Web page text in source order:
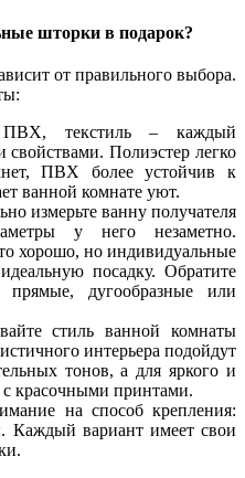
шторки в подарок?
от правильного выбора.
ПВХ, текстиль – каждый
свойствами. Полиэстер легко
ПВХ более устойчив к
ванной комнате уют.
измерьте ванну получателя
у него незаметно.
хорошо, но индивидуальные
посадку. Обратите
дугообразные или
стиль ванной комнаты
интерьера подойдут
тонов, а для яркого и
красочными принтами.
на способ крепления:
Каждый вариант имеет свои